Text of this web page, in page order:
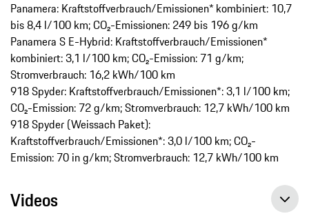
Panamera: Kraftstoffverbrauch/Emissionen* kombiniert: 10,7
bis 8,4 l/100 km; CO₂-Emissionen: 249 bis 196 g/km
Panamera S E-Hybrid: Kraftstoffverbrauch/Emissionen*
kombiniert: 3,1 l/100 km; CO₂-Emission: 71 g/km;
Stromverbrauch: 16,2 kWh/100 km
918 Spyder: Kraftstoffverbrauch/Emissionen*: 3,1 l/100 km;
CO₂-Emission: 72 g/km; Stromverbrauch: 12,7 kWh/100 km
918 Spyder (Weissach Paket):
Kraftstoffverbrauch/Emissionen*: 3,0 l/100 km; CO₂-
Emission: 70 in g/km; Stromverbrauch: 12,7 kWh/100 km
Videos